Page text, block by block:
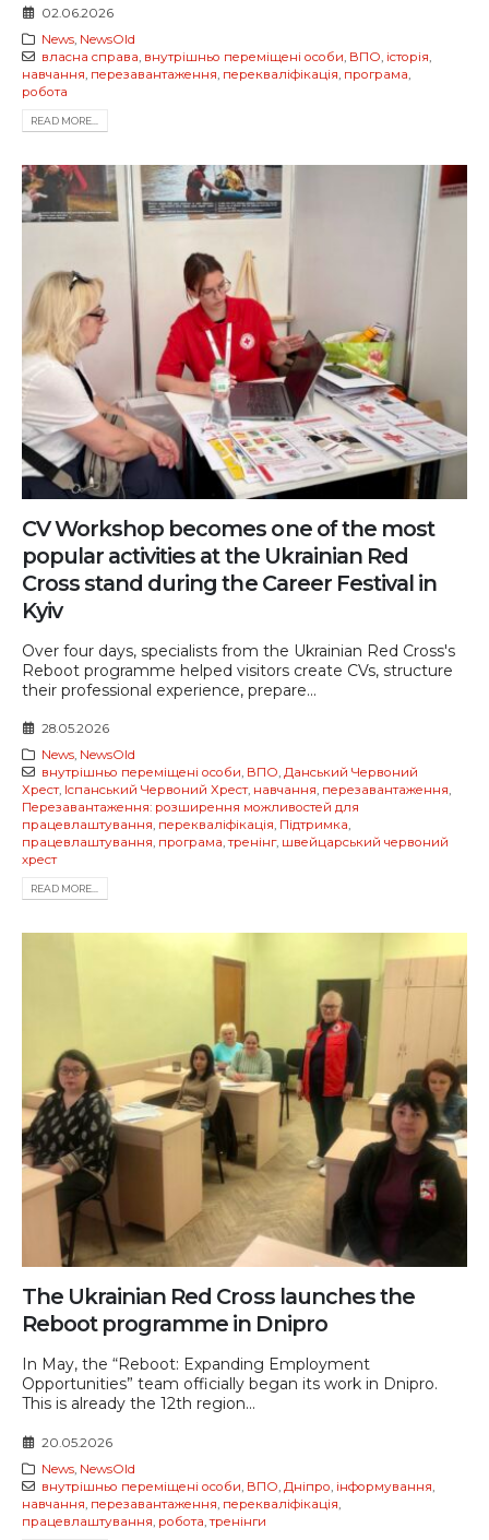
02.06.2026
News, NewsOld
власна справа, внутрішньо переміщені особи, ВПО, історія,
навчання, перезавантаження, перекваліфікація, програма,
робота
READ MORE...
CV Workshop becomes one of the most
popular activities at the Ukrainian Red
Cross stand during the Career Festival in
Kyiv
Over four days, specialists from the Ukrainian Red Cross's
Reboot programme helped visitors create CVs, structure
their professional experience, prepare...
28.05.2026
News, NewsOld
внутрішньо переміщені особи, ВПО, Данський Червоний
Хрест, Іспанський Червоний Хрест, навчання, перезавантаження,
Перезавантаження: розширення можливостей для
працевлаштування, перекваліфікація, Підтримка,
працевлаштування, програма,тренінг, швейцарський червоний
хрест
READ MORE...
The Ukrainian Red Cross launches the
Reboot programme in Dnipro
In May, the “Reboot: Expanding Employment
Opportunities” team officially began its work in Dnipro.
This is already the 12th region...
20.05.2026
News, NewsOld
внутрішньо переміщені особи ВПО Дніпро інформування
навчання перезавантаження перекваліфікація
працевлаштування робота ,тренінги